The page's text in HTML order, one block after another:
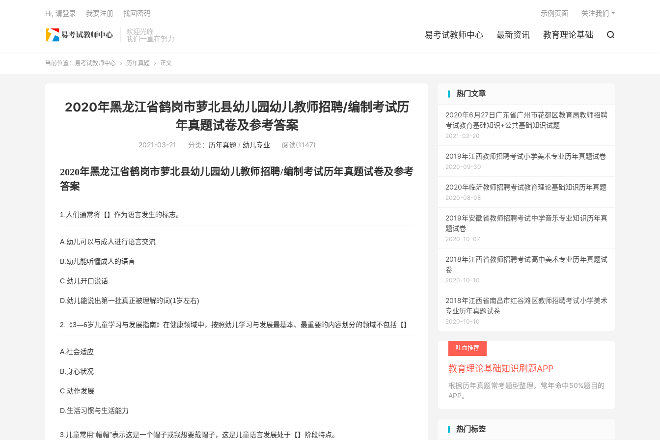
欢迎光临
我们一直在努力
易考试教师中心 最新资讯 教育理论基础 
示例页面 关注我们
Hi, 请登录 我要注册 找回密码
当前位置： 易考试教师中心  历年真题  正文
2020年黑龙江省鹤岗市萝北县幼儿园幼儿教师招聘/编制考试历
年真题试卷及参考答案
2021-03-21 分类： 历年真题/ 幼儿专业 阅读(1147)
2020年黑龙江省鹤岗市萝北县幼儿园幼儿教师招聘/编制考试历年真题试卷及参考
答案
1.人们通常将【】作为语言发生的标志。
A.幼儿可以与成人进行语言交流
B.幼儿能听懂成人的语言
C.幼儿开口说话
D.幼儿能说出第一批真正被理解的词(1岁左右)
2.《3—6岁儿童学习与发展指南》在健康领域中，按照幼儿学习与发展最基本、最重要的内容划分的领域不包括【】
A.社会适应
B.身心状况
C.动作发展
D.生活习惯与生活能力
3.儿童常用“帽帽”表示这是一个帽子或我想要戴帽子，这是儿童语言发展处于【】阶段特点。
热门文章
2020年6月27日广东省广州市花都区教育局教师招聘
考试教育基础知识+公共基础知识试题
2021-02-20
2019年江西教师招聘考试小学美术专业历年真题试卷
2020-09-30
2020年临沂教师招聘考试教育理论基础知识历年真题
2020-08-08
2019年安徽省教师招聘考试中学音乐专业知识历年真
题试卷
2020-10-07
2018年江西省教师招聘考试高中美术专业历年真题试
卷
2020-10-10
2018年江西省南昌市红谷滩区教师招聘考试小学美术
专业历年真题试卷
2020-10-10
吐血推荐
教育理论基础知识刷题APP
根据历年真题常考题型整理，常年命中50%题目的
APP。
热门标签